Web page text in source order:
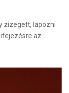
zizegett, lapozni
az